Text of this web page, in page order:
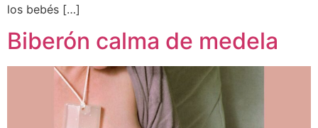
los bebés […]
Biberón calma de medela